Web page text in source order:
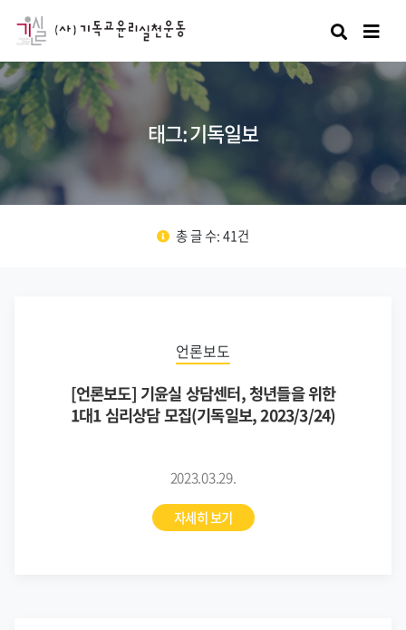
검색
태그: 기독일보
총 글 수: 41건
언론보도
[언론보도] 기윤실 상담센터, 청년들을 위한
1대1 심리상담 모집(기독일보, 2023/3/24)
2023.03.29.
자세히 보기